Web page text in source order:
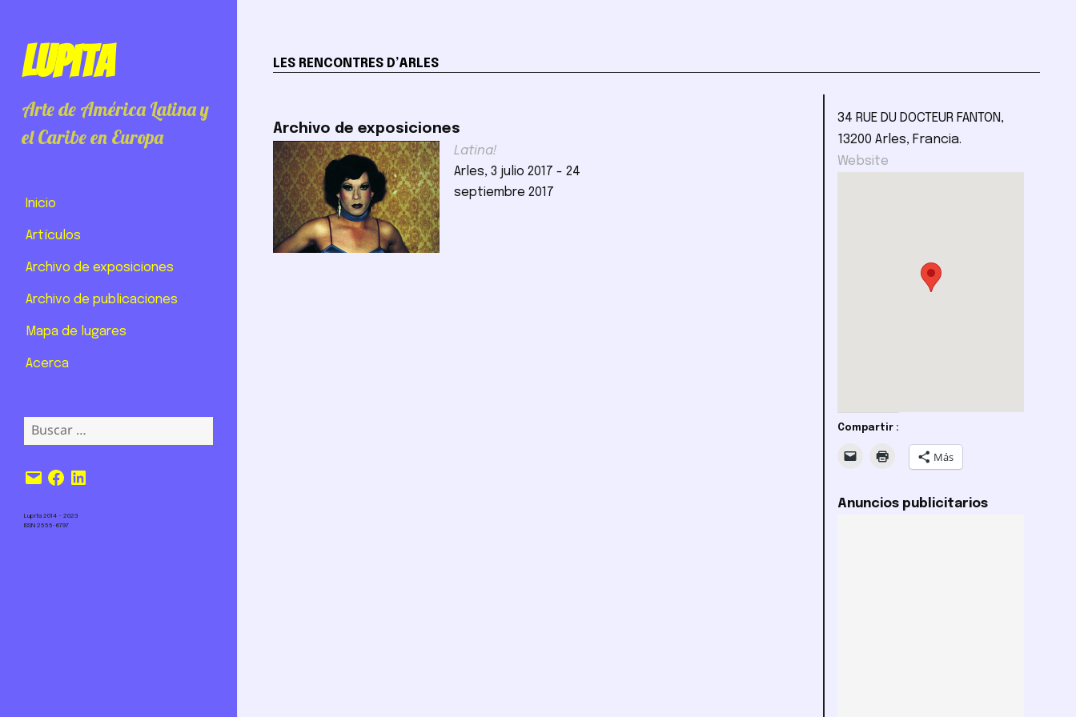
Lupita
Arte de América Latina y
el Caribe en Europa
Inicio
Artículos
Archivo de exposiciones
Archivo de publicaciones
Mapa de lugares
Acerca
Buscar:
Correo
electrónico
Facebook
LinkedIn
Lupita 2014 – 2023
ISSN 2555-6797
LES RENCONTRES D’ARLES
Archivo de exposiciones
Latina!
Arles, 3 julio 2017 - 24
septiembre 2017
34 RUE DU DOCTEUR FANTON,
13200 Arles, Francia.
Website
Compartir :
Más
Anuncios publicitarios